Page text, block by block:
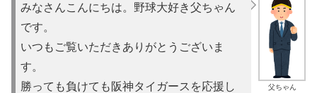
父ちゃん
みなさんこんにちは。野球大好き父ちゃん
です。
いつもご覧いただきありがとうございま
す。
勝っても負けても阪神タイガースを応援し